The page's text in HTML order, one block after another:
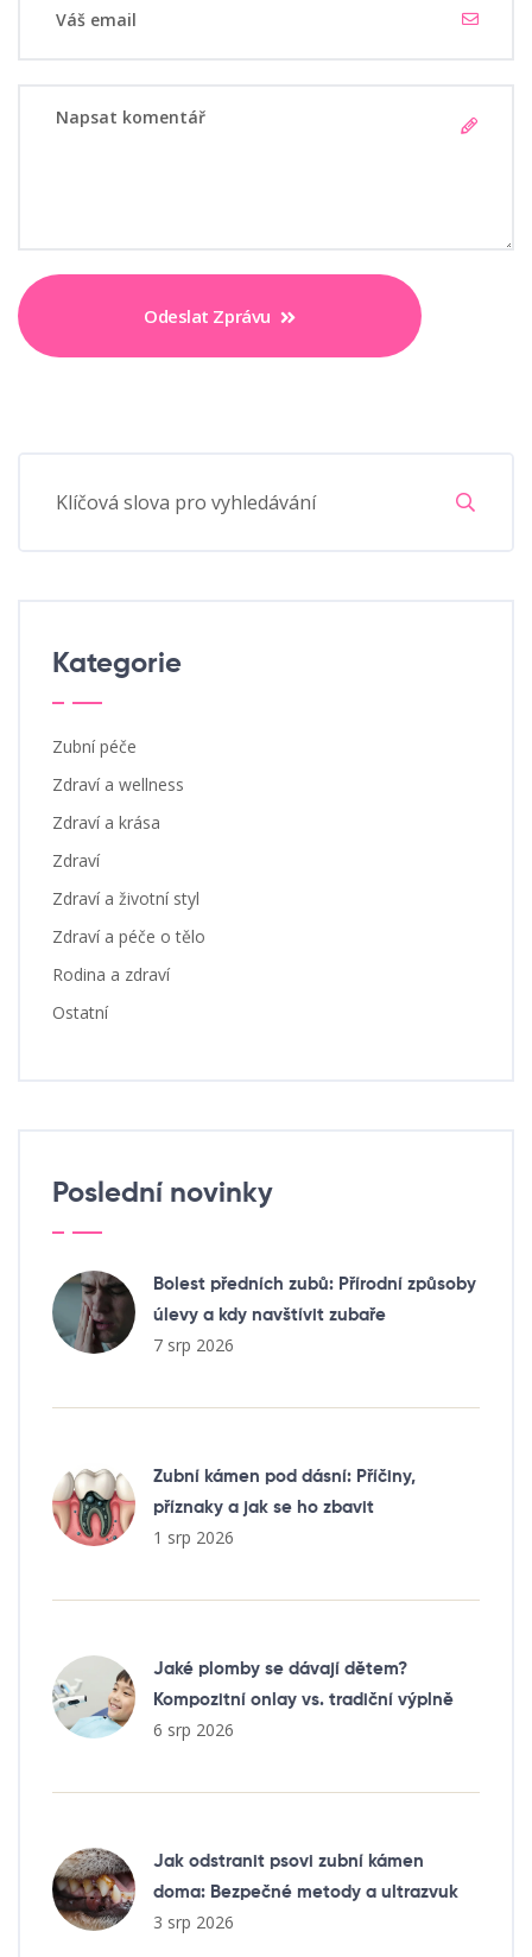
Odeslat Zprávu
Kategorie
Zubní péče
Zdraví a wellness
Zdraví a krása
Zdraví
Zdraví a životní styl
Zdraví a péče o tělo
Rodina a zdraví
Ostatní
Poslední novinky
Bolest předních zubů: Přírodní způsoby
úlevy a kdy navštívit zubaře
7 srp 2026
Zubní kámen pod dásní: Příčiny,
příznaky a jak se ho zbavit
1 srp 2026
Jaké plomby se dávají dětem?
Kompozitní onlay vs. tradiční výplně
6 srp 2026
Jak odstranit psovi zubní kámen
doma: Bezpečné metody a ultrazvuk
3 srp 2026